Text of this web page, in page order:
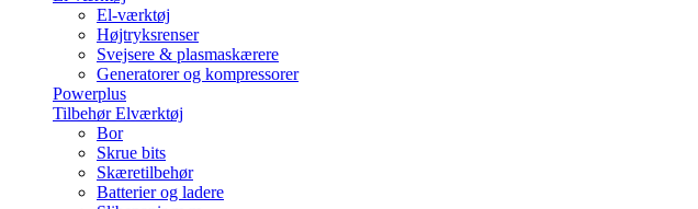
El-værktøj
Højtryksrenser
Svejsere & plasmaskærere
Generatorer og kompressorer
Powerplus
Tilbehør Elværktøj
Bor
Skrue bits
Skæretilbehør
Batterier og ladere